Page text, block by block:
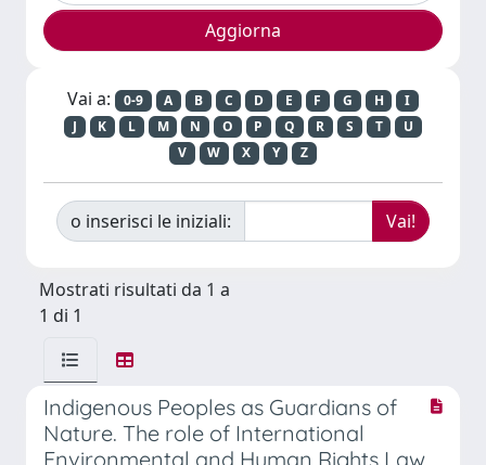
Vai a: 0-9 A B C D E F G H
I
J
K L M N O P Q R S T
U
V
W X Y Z
o inserisci le iniziali:
Mostrati risultati da 1 a
1 di 1
Indigenous Peoples as Guardians of
Nature. The role of International
Environmental and Human Rights Law